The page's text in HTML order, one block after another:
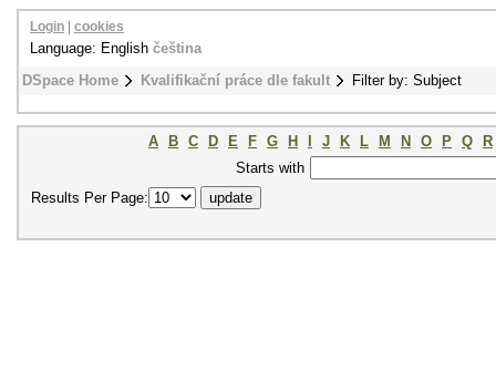
DSpace Home Kvalifikační práce dle fakult Filter by: Subject
Login cookies
Language: English čeština
A B C D E F G H J K L M N O P Q
R
Starts with
Results Per Page: